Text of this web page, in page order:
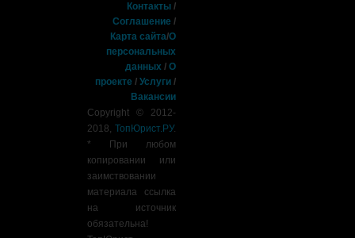
Контакты /
Соглашение /
Карта сайта/О
персональных
данных /О
проекте /Услуги /
Вакансии
Copyright © 2012-
2018,ТопЮрист.РУ.
* При любом
копировании или
заимствовании
материала ссылка
на источник
обязательна!